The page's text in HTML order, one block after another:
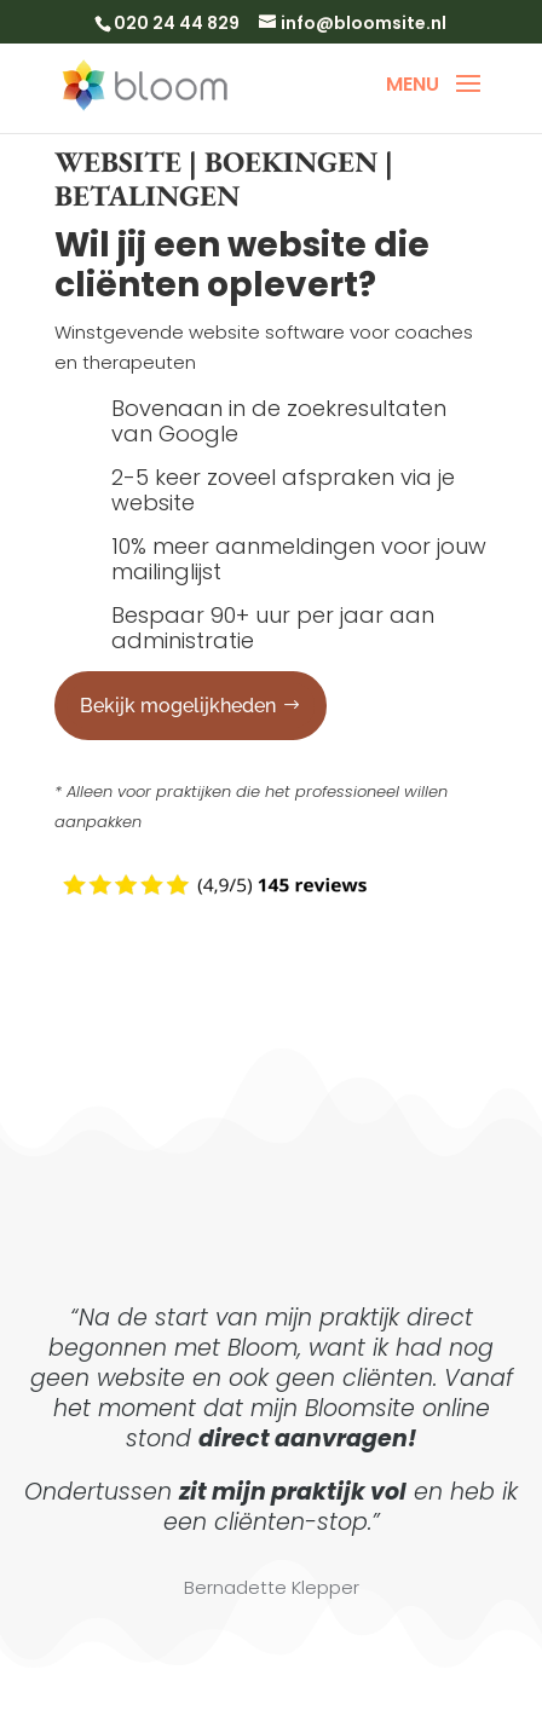
020 24 44 829 info@bloomsite.nl
WEBSITE | BOEKINGEN |
BETALINGEN
Wil jij een website die
cliënten oplevert?
Winstgevende website software voor coaches
en therapeuten
Bovenaan in de zoekresultaten
van Google
2-5 keer zoveel afspraken via je
website
10% meer aanmeldingen voor jouw
mailinglijst
Bespaar 90+ uur per jaar aan
administratie
Bekijk mogelijkheden
* Alleen voor praktijken die het professioneel willen
aanpakken
“Na de start van mijn praktijk direct
begonnen met Bloom, want ik had nog
geen website en ook geen cliënten. Vanaf
het moment dat mijn Bloomsite online
stond direct aanvragen!
Ondertussenzit mijn praktijk vol en heb ik
een cliënten-stop.”
Bernadette Klepper